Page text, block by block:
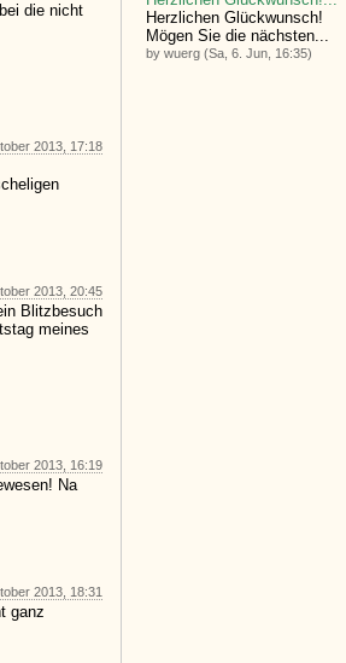
die nicht
2013, 17:18
2013, 20:45
Blitzbesuch
meines
2013, 16:19
Na
2013, 18:31
ganz
Herzlichen Glückwunsch!
Mögen Sie die nächsten...
by wuerg (Sa, 6. Jun, 16:35)